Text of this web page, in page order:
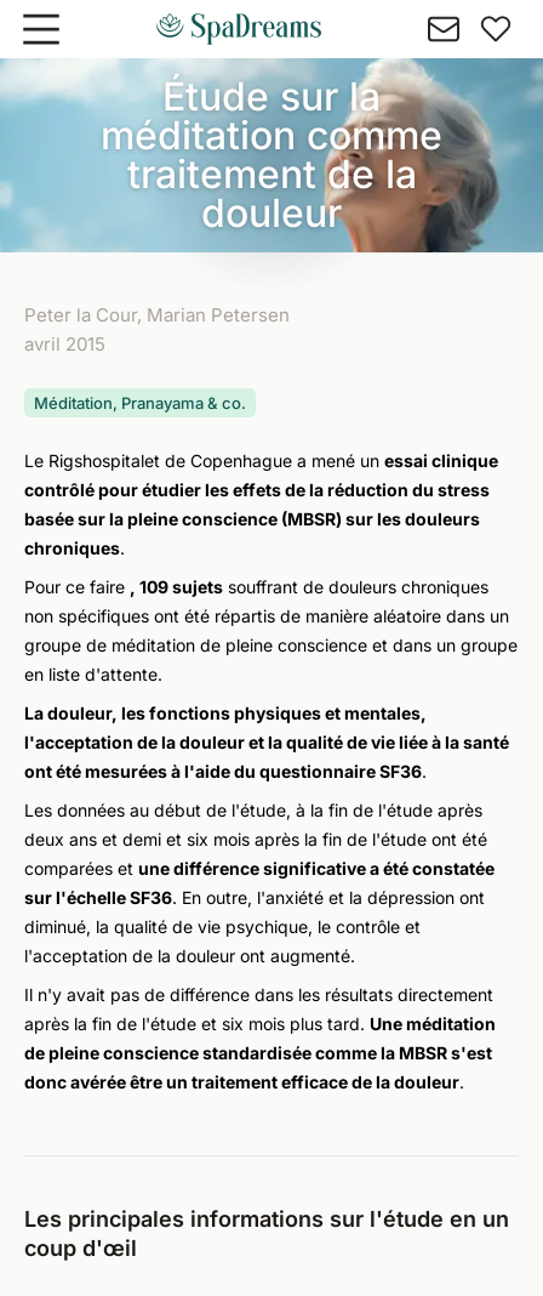
Aller au contenu principal
Étude sur la
méditation comme
traitement de la
douleur
Peter la Cour, Marian Petersen
avril 2015
Méditation, Pranayama & co.
Le Rigshospitalet de Copenhague a mené un essai clinique
contrôlé pour étudier les effets de la réduction du stress
basée sur la pleine conscience (MBSR) sur les douleurs
chroniques.
Pour ce faire , 109 sujets souffrant de douleurs chroniques
non spécifiques ont été répartis de manière aléatoire dans un
groupe de méditation de pleine conscience et dans un groupe
en liste d'attente.
La douleur, les fonctions physiques et mentales,
l'acceptation de la douleur et la qualité de vie liée à la santé
ont été mesurées à l'aide du questionnaire SF36.
Les données au début de l'étude, à la fin de l'étude après
deux ans et demi et six mois après la fin de l'étude ont été
comparées et une différence significative a été constatée
sur l'échelle SF36. En outre, l'anxiété et la dépression ont
diminué, la qualité de vie psychique, le contrôle et
l'acceptation de la douleur ont augmenté.
Il n'y avait pas de différence dans les résultats directement
après la fin de l'étude et six mois plus tard. Une méditation
de pleine conscience standardisée comme la MBSR s'est
donc avérée être un traitement efficace de la douleur.
Les principales informations sur l'étude en un
coup d'œil